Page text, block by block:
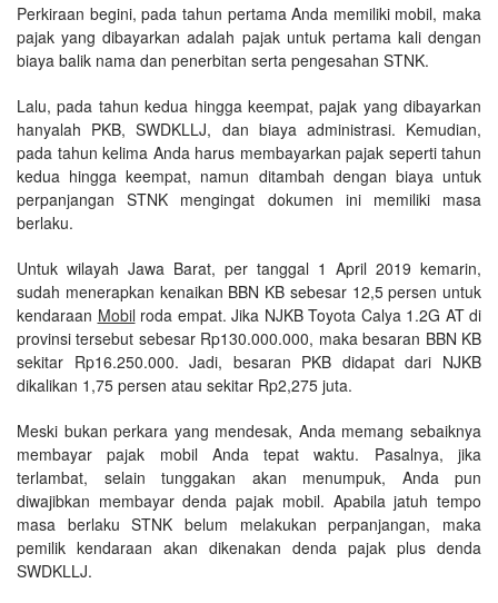
Perkiraan begini, pada tahun pertama Anda memiliki mobil, maka
pajak yang dibayarkan adalah pajak untuk pertama kali dengan
biaya balik nama dan penerbitan serta pengesahan STNK.
Lalu, pada tahun kedua hingga keempat, pajak yang dibayarkan
hanyalah PKB, SWDKLLJ, dan biaya administrasi. Kemudian,
pada tahun kelima Anda harus membayarkan pajak seperti tahun
kedua hingga keempat, namun ditambah dengan biaya untuk
perpanjangan STNK mengingat dokumen ini memiliki masa
berlaku.
Untuk wilayah Jawa Barat, per tanggal 1 April 2019 kemarin,
sudah menerapkan kenaikan BBN KB sebesar 12,5 persen untuk
kendaraan Mobil roda empat. Jika NJKB Toyota Calya 1.2G AT di
provinsi tersebut sebesar Rp130.000.000, maka besaran BBN KB
sekitar Rp16.250.000. Jadi, besaran PKB didapat dari NJKB
dikalikan 1,75 persen atau sekitar Rp2,275 juta.
Meski bukan perkara yang mendesak, Anda memang sebaiknya
membayar pajak mobil Anda tepat waktu. Pasalnya, jika
terlambat, selain tunggakan akan menumpuk, Anda pun
diwajibkan membayar denda pajak mobil. Apabila jatuh tempo
masa berlaku STNK belum melakukan perpanjangan, maka
pemilik kendaraan akan dikenakan denda pajak plus denda
SWDKLLJ.